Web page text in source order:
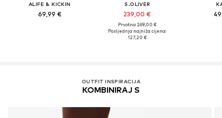
ALIFE & KICKIN
69,99 €
S.OLIVER
239,00 €
Prvotno: 269,00 €
Posljednja najniža cijena:
127,20 €
OUTFIT INSPIRACIJA
KOMBINIRAJ S